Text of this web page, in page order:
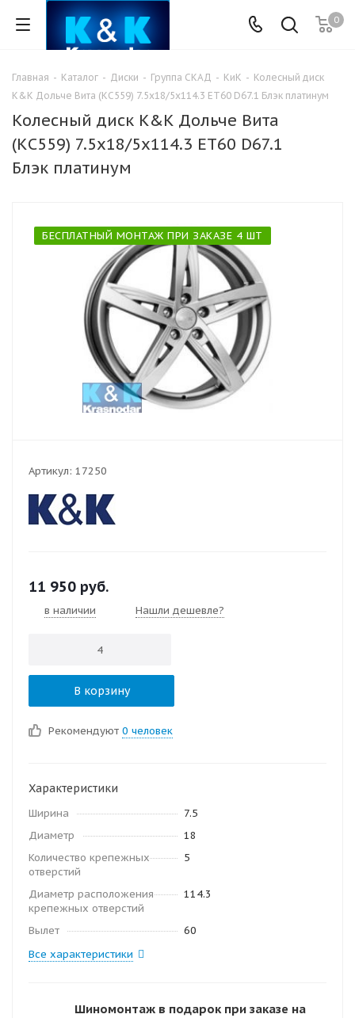
0
Главная - Каталог - Диски - Группа СКАД - КиК - Колесный диск
K&K Дольче Вита (КС559) 7.5x18/5x114.3 ET60 D67.1 Блэк платинум
Колесный диск K&K Дольче Вита
(КС559) 7.5x18/5x114.3 ET60 D67.1
Блэк платинум
БЕСПЛАТНЫЙ МОНТАЖ ПРИ ЗАКАЗЕ 4 ШТ
Артикул: 17250
11 950 руб.
в наличии Нашли дешевле?
В корзину
Рекомендуют 0 человек
Характеристики
Ширина
7.5
Диаметр
18
Количество крепежных
отверстий
5
Диаметр расположения
крепежных отверстий
114.3
Вылет
60
Все характеристики
Шиномонтаж в подарок при заказе на